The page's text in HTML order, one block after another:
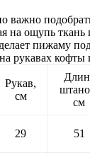
важно
на ощупь
пижаму
рукавах
Рукав,
см
см
29 51